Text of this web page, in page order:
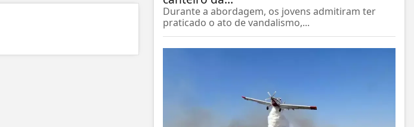
Durante a abordagem, os jovens admitiram ter
praticado o ato de vandalismo,...